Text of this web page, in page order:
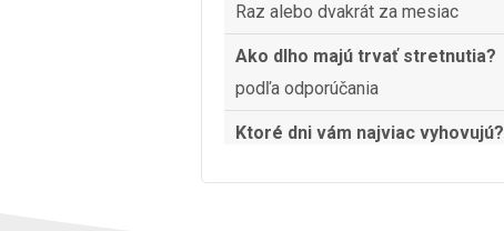
Raz alebo dvakrát za mesiac
Ako dlho majú trvať stretnutia?
podľa odporúčania
Ktoré dni vám najviac vyhovujú?